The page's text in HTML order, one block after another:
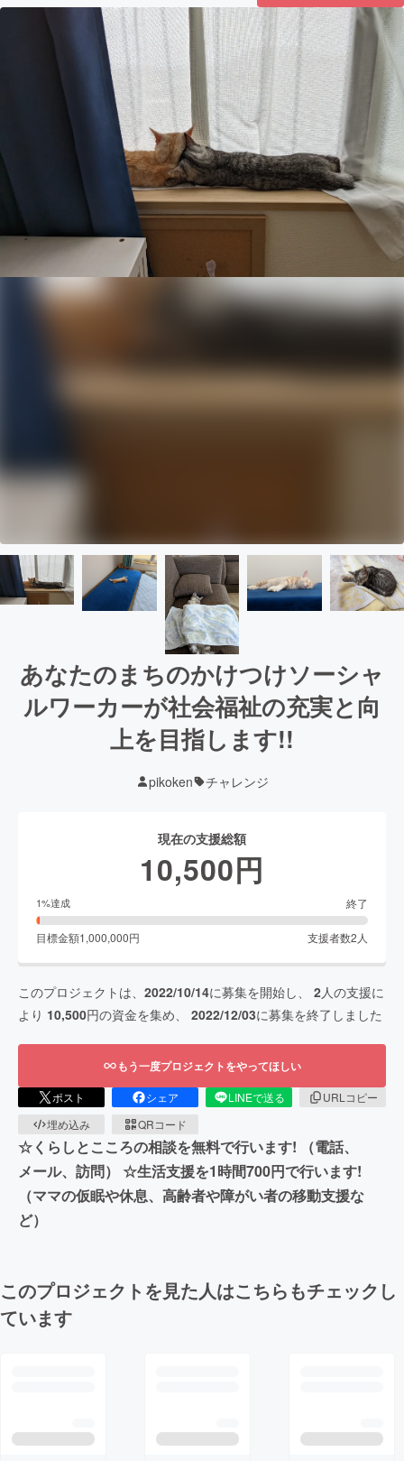
あなたのまちのかけつけソーシャ
ルワーカーが社会福祉の充実と向
上を目指します!!
pikoken チャレンジ
現在の支援総額
10,500円
1%達成 終了
目標金額1,000,000円 支援者数2 人
このプロジェクトは、 2022/10/14に募集を開始し、 2人の支援に
より 10,500円の資金を集め、 2022/12/03に募集を終了しました
もう一度プロジェクトをやってほしい
ポスト シェア LINEで送る
URLコピー
埋め込み
QRコード
☆くらしとこころの相談を無料で行います! （電話、
メール、訪問） ☆生活支援を1時間700円で行います!
（ママの仮眠や休息、高齢者や障がい者の移動支援な
ど）
このプロジェクトを見た人はこちらもチェックし
ています